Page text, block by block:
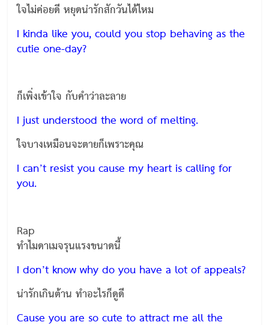
ใจไม่ค่อยดี หยุดน่ารักสักวันได้ไหม
I kinda like you, could you stop behaving as the
cutie one-day?
ก็เพิ่งเข้าใจ กับคำว่าละลาย
I just understood the word of melting.
ใจบางเหมือนจะตายก็เพราะคุณ
I can’t resist you cause my heart is calling for
you.
Rap
ทำไมดาเมจรุนแรงขนาดนี้
I don’t know why do you have a lot of appeals?
น่ารักเกินต้าน ทำอะไรก็ดูดี
Cause you are so cute to attract me all the